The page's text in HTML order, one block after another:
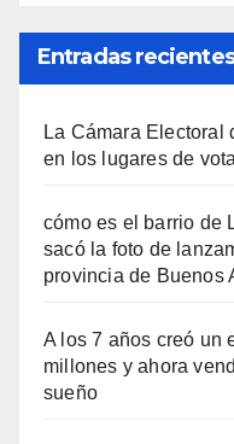
Entradas recientes
La Cámara Electoral
en los lugares de
cómo es el barrio de
sacó la foto de
provincia de Buenos
A los 7 años creó un
millones y ahora
sueño